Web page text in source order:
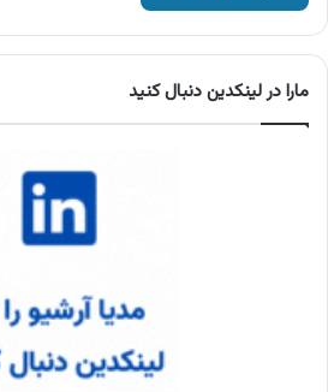
مارا در لینکدین دنبال کنید